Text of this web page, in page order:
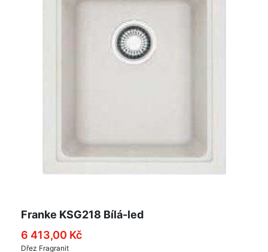
Franke KSG218 Bílá-led
6 413,00 Kč
Dřez Fragranit